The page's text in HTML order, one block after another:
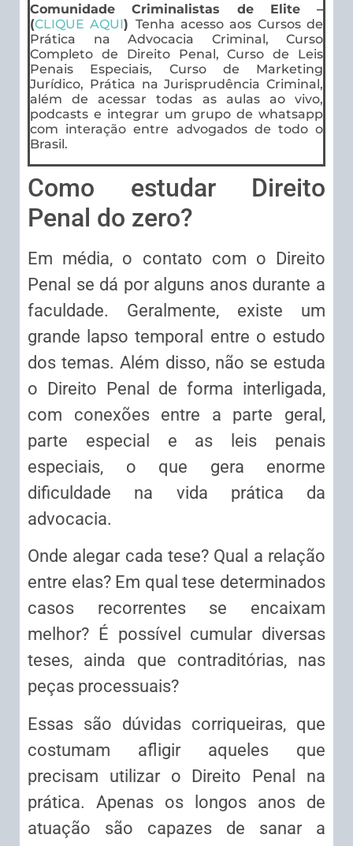
Comunidade Criminalistas de Elite –
(CLIQUE AQUI) Tenha acesso aos Cursos de
Prática na Advocacia Criminal, Curso
Completo de Direito Penal, Curso de Leis
Penais Especiais, Curso de Marketing
Jurídico, Prática na Jurisprudência Criminal,
além de acessar todas as aulas ao vivo,
podcasts e integrar um grupo de whatsapp
com interação entre advogados de todo o
Brasil.
Como estudar Direito
Penal do zero?
Em média, o contato com o Direito
Penal se dá por alguns anos durante a
faculdade. Geralmente, existe um
grande lapso temporal entre o estudo
dos temas. Além disso, não se estuda
o Direito Penal de forma interligada,
com conexões entre a parte geral,
parte especial e as leis penais
especiais, o que gera enorme
dificuldade na vida prática da
advocacia.
Onde alegar cada tese? Qual a relação
entre elas? Em qual tese determinados
casos recorrentes se encaixam
melhor? É possível cumular diversas
teses, ainda que contraditórias, nas
peças processuais?
Essas são dúvidas corriqueiras, que
costumam afligir aqueles que
precisam utilizar o Direito Penal na
prática. Apenas os longos anos de
atuação são capazes de sanar a